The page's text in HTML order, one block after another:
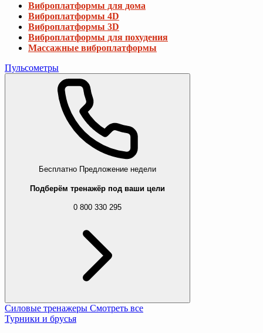
Виброплатформы для дома
Виброплатформы 4D
Виброплатформы 3D
Виброплатформы для похудения
Массажные виброплатформы
Пульсометры
Бесплатно Предложение недели
Подберём тренажёр под ваши цели
0 800 330 295
Силовые тренажеры Смотреть все
Турники и брусья